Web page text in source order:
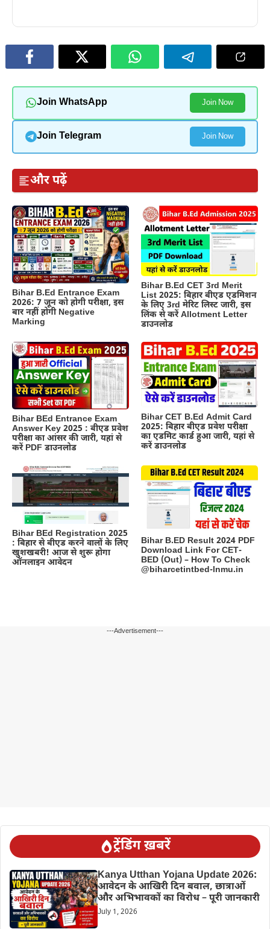
Join WhatsApp Join Now
Join Telegram Join Now
और पढ़ें
Bihar B.Ed Entrance Exam
2026: 7 जून को होगी परीक्षा, इस
बार नहीं होगी Negative
Marking
Bihar B.Ed CET 3rd Merit
List 2025: बिहार बीएड एडमिशन
के लिए 3rd मेरिट लिस्ट जारी, इस
लिंक से करें Allotment Letter
डाउनलोड
Bihar BEd Entrance Exam
Answer Key 2025 : बीएड प्रवेश
परीक्षा का आंसर की जारी, यहां से
करें PDF डाउनलोड
Bihar CET B.Ed Admit Card
2025: बिहार बीएड प्रवेश परीक्षा
का एडमिट कार्ड हुआ जारी, यहां से
करें डाउनलोड
Bihar BEd Registration 2025
: बिहार से बीएड करने वालों के लिए
खुशखबरी! आज से शुरू होगा
ऑनलाइन आवेदन
Bihar B.ED Result 2024 PDF
Download Link For CET-
BED (Out) – How To Check
@biharcetintbed-lnmu.in
---Advertisement---
ट्रेंडिंग ख़बरें
Kanya Utthan Yojana Update 2026:
आवेदन के आखिरी दिन बवाल, छात्राओं
और अभिभावकों का विरोध – पूरी जानकारी
July 1, 2026